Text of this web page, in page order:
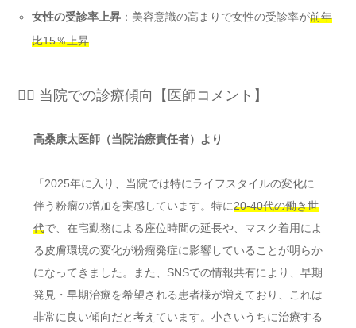
女性の受診率上昇 ：美容意識の高まりで女性の受診率が前年
比15％上昇
👨‍⚕️ 当院での診療傾向【医師コメント】
高桑康太医師（当院治療責任者）より
「2025年に入り、当院では特にライフスタイルの変化に
伴う粉瘤の増加を実感しています。特に20-40代の働き世
代で、在宅勤務による座位時間の延長や、マスク着用によ
る皮膚環境の変化が粉瘤発症に影響していることが明らか
になってきました。また、SNSでの情報共有により、早期
発見・早期治療を希望される患者様が増えており、これは
非常に良い傾向だと考えています。小さいうちに治療する